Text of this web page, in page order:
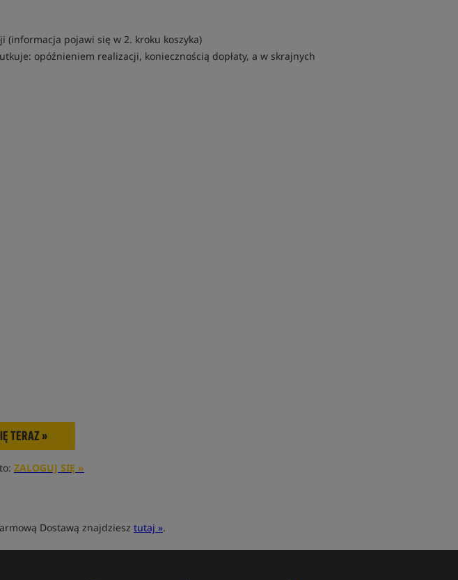
(informacja pojawi się w 2. kroku koszyka)
opóźnieniem realizacji, koniecznością dopłaty, a w skrajnych
TERAZ »
ZALOGUJ SIĘ »
Dostawą znajdziesz tutaj ».